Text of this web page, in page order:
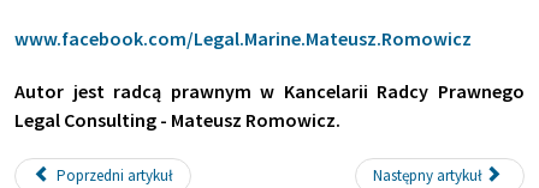
www.facebook.com/Legal.Marine.Mateusz.Romowicz
Autor jest radcą prawnym w Kancelarii Radcy Prawnego
Legal Consulting - Mateusz Romowicz.
Poprzedni artykuł Następny artykuł